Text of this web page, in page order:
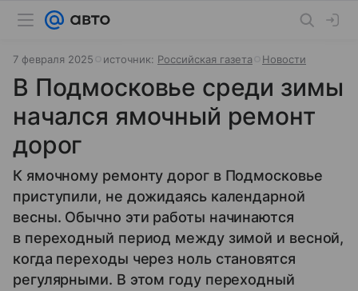
7 февраля 2025 источник: Российская газета Новости
В Подмосковье среди зимы
начался ямочный ремонт
дорог
К ямочному ремонту дорог в Подмосковье
приступили, не дожидаясь календарной
весны. Обычно эти работы начинаются
в переходный период между зимой и весной,
когда переходы через ноль становятся
регулярными. В этом году переходный